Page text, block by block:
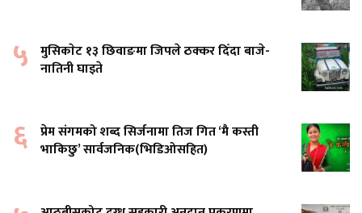
५ मुसिकाेट १३ छिवाङमा जिपले ठक्कर दिँदा बाजे-
नातिनी घाइते
६ प्रेम संगमको शब्द सिर्जनामा तिज गित ‘मै कस्ती
भाकिछु’ सार्वजनिक(भिडिओसहित)